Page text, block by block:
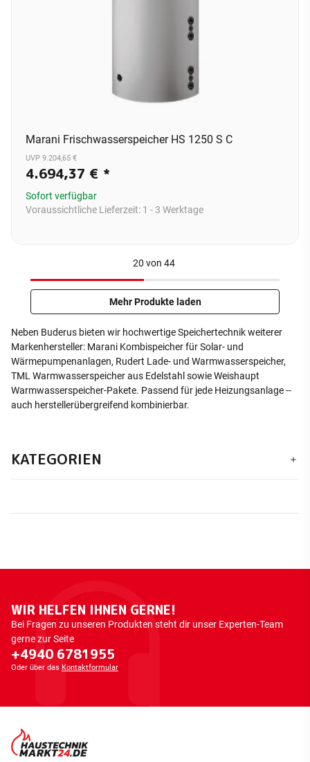
Marani Frischwasserspeicher HS 1250 S C
UVP 9.204,65 €
4.694,37 € *
Sofort verfügbar
Voraussichtliche Lieferzeit: 1 - 3 Werktage
20 von 44
Mehr Produkte laden
Neben Buderus bieten wir hochwertige Speichertechnik weiterer
Markenhersteller: Marani Kombispeicher für Solar- und
Wärmepumpenanlagen, Rudert Lade- und Warmwasserspeicher,
TML Warmwasserspeicher aus Edelstahl sowie Weishaupt
Warmwasserspeicher-Pakete. Passend für jede Heizungsanlage --
auch herstellerübergreifend kombinierbar.
KATEGORIEN
WIR HELFEN IHNEN GERNE!
Bei Fragen zu unseren Produkten steht dir unser Experten-Team
gerne zur Seite
+4940 6781955
Oder über das Kontaktformular